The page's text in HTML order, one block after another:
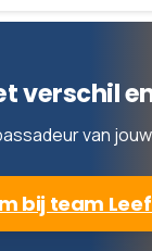
verschil
van
bij team